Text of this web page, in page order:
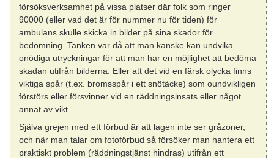
försöksverksamhet på vissa platser där folk som ringer
90000 (eller vad det är för nummer nu för tiden) för
ambulans skulle skicka in bilder på sina skador för
bedömning. Tanken var då att man kanske kan undvika
onödiga utryckningar för att man har en möjlighet att bedöma
skadan utifrån bilderna. Eller att det vid en färsk olycka finns
viktiga spår (t.ex. bromsspår i ett snötäcke) som oundvikligen
förstörs eller försvinner vid en räddningsinsats eller något
annat av vikt.
Själva grejen med ett förbud är att lagen inte ser gråzoner,
och när man talar om fotoförbud så försöker man hantera ett
praktiskt problem (räddningstjänst hindras) utifrån ett